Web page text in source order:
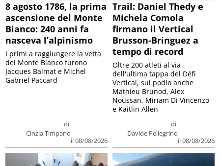
8 agosto 1786, la prima
ascensione del Monte
Bianco: 240 anni fa
nasceva l’alpinismo
di
Cinzia Timpano
il 08/08/2026
I primi a raggiungere la vetta
del Monte Bianco furono
Jacques Balmat e Michel
Gabriel Paccard
Trail: Daniel Thedy e
Michela Comola
firmano il Vertical
Brusson-Bringuez a
tempo di record
di
Davide Pellegrino
il 08/08/2026
Oltre 200 atleti al via
dell'ultima tappa del Défì
Vertical, sul podio anche
Mathieu Brunod, Alex
Noussan, Miriam Di Vincenzo
e Kaitlin Allen